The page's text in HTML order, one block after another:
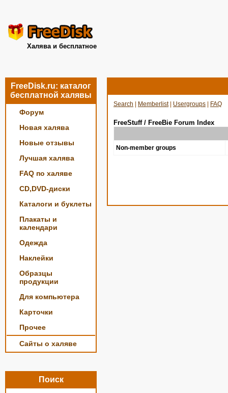
Халява и бесплатное
FreeDisk.ru: каталог
бесплатной халявы
Форум
Новая халява
Новые отзывы
Лучшая халява
FAQ по халяве
CD,DVD-диски
Каталоги и буклеты
Плакаты и
календари
Одежда
Наклейки
Образцы
продукции
Для компьютера
Карточки
Прочее
Сайты о халяве
Поиск
Search Memberlist| Usergroups FAQ
FreeStuff / FreeBie Forum Index
Non-member groups